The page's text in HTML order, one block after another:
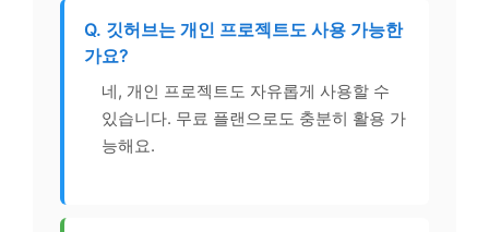
Q. 깃허브는 개인 프로젝트도 사용 가능한
가요?
네, 개인 프로젝트도 자유롭게 사용할 수
있습니다. 무료 플랜으로도 충분히 활용 가
능해요.